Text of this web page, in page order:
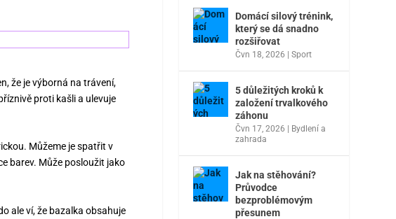
že je výborná na trávení,
proti kašli a ulevuje
Můžeme je spatřit v
barev. Může posloužit jako
ale ví, že bazalka obsahuje
Domácí silový trénink,
který se dá snadno
rozšiřovat
Čvn 18, 2026 Sport
5 důležitých kroků k
založení trvalkového
záhonu
Čvn 17, 2026
Bydlení a
zahrada
Jak na stěhování?
Průvodce
bezproblémovým
přesunem